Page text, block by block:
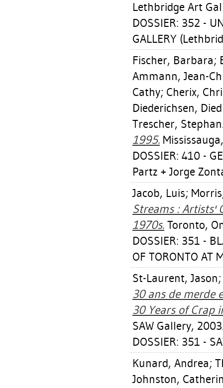
Lethbridge Art
DOSSIER: 352 -
GALLERY
Fischer, Barbara;
Ammann, Jean-
Cathy; Cherix,
Diederichsen,
Trescher, Stephan
1995.
DOSSIER: 410 -
Partz + Jorge
Jacob, Luis;
Streams : Artists'
1970s. Toronto,
DOSSIER: 351 -
OF TORONTO AT
St-Laurent, Jason
30 ans de merde
30 Years of Crap
SAW Gallery,
DOSSIER: 351 -
Kunard, Andrea;
Johnston,